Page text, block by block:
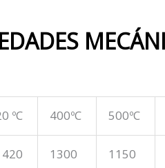
ºC 400ºC 500ºC
1300 1150